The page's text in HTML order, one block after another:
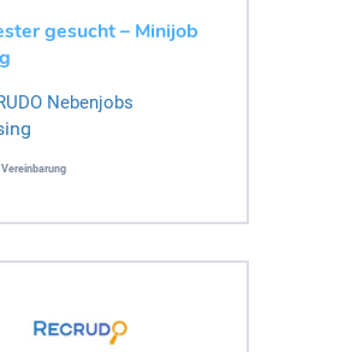
gesucht – Minijob
Nebenjobs